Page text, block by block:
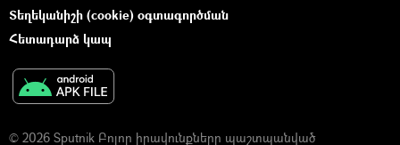
Տեղեկանիշի (cookie) օգտագործման
Հետադարձ կապ
© 2026 Sputnik Բոլոր իրավունքները պաշտպանված